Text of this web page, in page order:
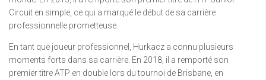
Circuit en simple, ce qui a marqué le début de sa carrière
professionnelle prometteuse.
En tant que joueur professionnel, Hurkacz a connu plusieurs
moments forts dans sa carrière. En 2018, il a remporté son
premier titre ATP en double lors du tournoi de Brisbane, en